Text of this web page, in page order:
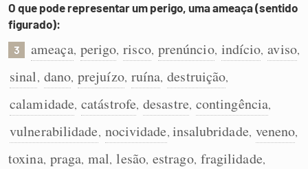
O que pode representar um perigo, uma ameaça (sentido
figurado):
3 ameaça, perigo, risco, prenúncio, indício, aviso,
sinal, dano, prejuízo, ruína, destruição,
calamidade, catástrofe, desastre, contingência,
vulnerabilidade, nocividade, insalubridade, veneno,
toxina, praga, mal, lesão, estrago, fragilidade,